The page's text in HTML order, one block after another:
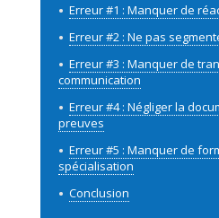
Erreur #1 : Manquer de
Erreur #2 : Ne pas
Erreur #3 : Manquer de
communication
Erreur #4 : Négliger la
preuves
Erreur #5 : Manquer de
spécialisation
Conclusion